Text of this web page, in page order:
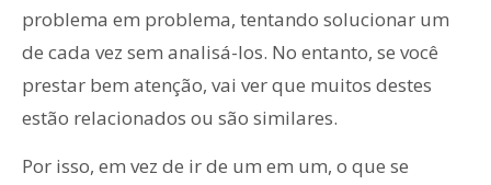
problema em problema, tentando solucionar um
de cada vez sem analisá-los. No entanto, se você
prestar bem atenção, vai ver que muitos destes
estão relacionados ou são similares.
Por isso, em vez de ir de um em um, o que se